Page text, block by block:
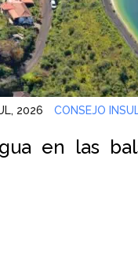
2026 CONSEJO
en las